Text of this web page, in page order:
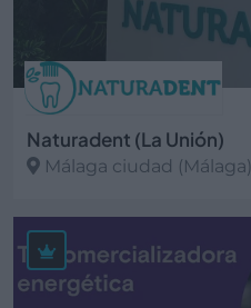
Naturadent (La Unión)
Málaga ciudad (Málaga)
Ver más